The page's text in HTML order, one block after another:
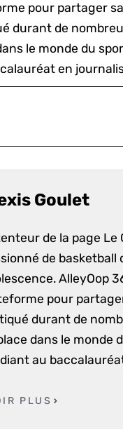
pour partager
durant de
le monde du
en
Goulet
de la page Le
de basketball
AlleyOop
pour
durant de
dans le monde
au
PLUS